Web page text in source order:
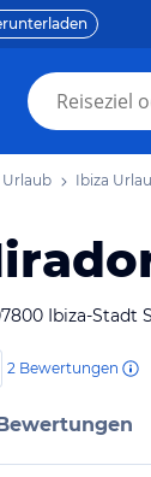
Urlaub Ibiza
Ibiza-Stadt
2 Bewertungen